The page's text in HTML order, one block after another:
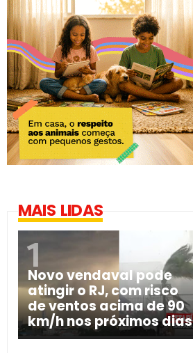
MAIS LIDAS
Novo vendaval pode
atingir o RJ, com risco
de ventos acima de 90
km/h nos próximos dias